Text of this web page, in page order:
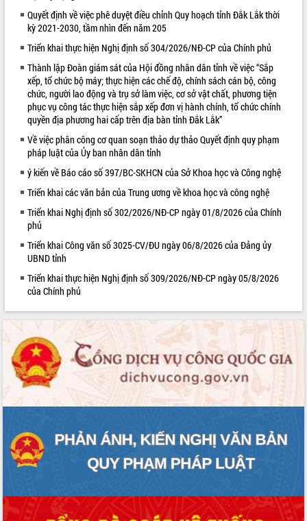
Kỳ họp thứ Hai, Hội đồng nhân dân
tỉnh khóa XI quyết nghị nhiều nội dung
quan trọng
Bí thư Tỉnh ủy Lương Nguyễn Minh
Triết thăm, tặng quà người có công với
cách mạng
Rà soát, hoàn thiện hệ thống thiết chế
văn hóa, thể thao đáp ứng yêu cầu
phát triển mới
Thường trực HĐND tỉnh Đắk Lắk gặp
Minh
Lễ truy điệu và an táng hài cốt liệt sĩ
tại Nghĩa trang Liệt sĩ xã Sơn Hòa
Bàn giải pháp tháo gỡ khó khăn trong
xuất khẩu sầu riêng và triển khai quy
định EUDR
trường Nguyễn Hoàng Hiệp khảo sát
vùng trồng và doanh nghiệp đóng gói
sầu riêng tại Đắk Lắk
Trình diễn nghệ thuật chế biến các
món ăn từ sầu riêng
Đắk Lắk công bố Quy hoạch và xúc
tiến đầu tư tỉnh
Ngành cá ngừ Đắk Lắk chủ động thích
phá cơ chế - Hợp tác công tư
Đề án 06 tạo bước ngoặt đột phá trong
cải cách hành chính tỉnh Đắk Lắk
để phát triển du lịch Đắk Lắk
Khởi động Dự án Đầu tư xây dựng hạ
LIÊN KẾT WEB
Quyết định về việc phê duyệt điều chỉnh Quy hoạch tỉnh Đắk Lắk thời
kỳ 2021-2030, tầm nhìn đến năm 205
Triển khai thực hiện Nghị định số 304/2026/NĐ-CP của Chính phủ
Thành lập Đoàn giám sát của Hội đồng nhân dân tỉnh về việc “Sắp
xếp, tổ chức bộ máy; thực hiện các chế độ, chính sách cán bộ, công
chức, người lao động và trụ sở làm việc, cơ sở vật chất, phương tiện
phục vụ công tác thực hiện sắp xếp đơn vị hành chính, tổ chức chính
quyền địa phương hai cấp trên địa bàn tỉnh Đắk Lắk”
Về việc phân công cơ quan soạn thảo dự thảo Quyết định quy phạm
pháp luật của Ủy ban nhân dân tỉnh
ý kiến về Báo cáo số 397/BC-SKHCN của Sở Khoa học và Công nghệ
Triển khai các văn bản của Trung ương về khoa học và công nghệ
Triển khai Nghị định số 302/2026/NĐ-CP ngày 01/8/2026 của Chính
phủ
Triển khai Công văn số 3025-CV/ĐU ngày 06/8/2026 của Đảng ủy
UBND tỉnh
Triển khai thực hiện Nghị định số 309/2026/NĐ-CP ngày 05/8/2026
của Chính phủ